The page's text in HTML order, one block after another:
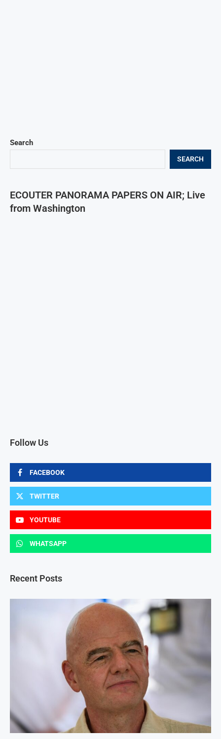
Search
SEARCH
ECOUTER PANORAMA PAPERS ON AIR; Live
from Washington
Follow Us
FACEBOOK
TWITTER
YOUTUBE
WHATSAPP
Recent Posts